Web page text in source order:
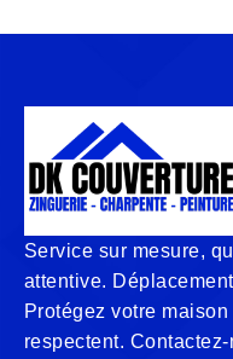
Service sur mesure,
attentive.
Protégez votre
respectent. Contactez-